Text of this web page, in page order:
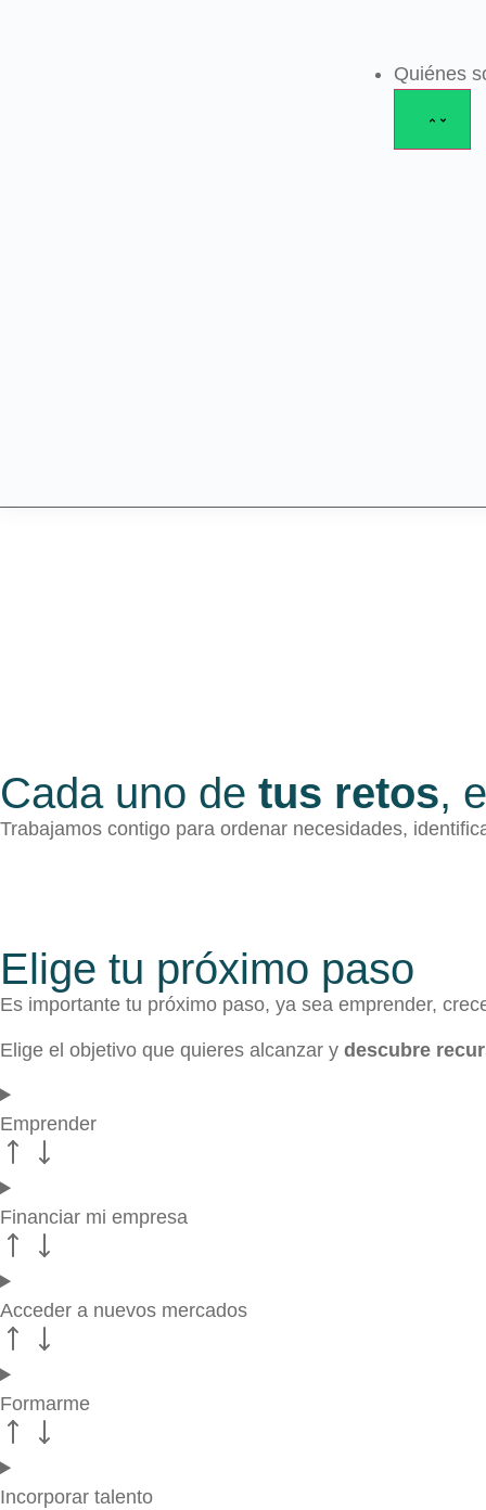
Quiénes
Cada uno de tus retos,
Trabajamos contigo para ordenar necesidades,
Elige tu próximo paso
Es importante tu próximo paso, ya sea emprender,
Elige el objetivo que quieres alcanzar y descubre
Emprender
Financiar mi empresa
Acceder a nuevos mercados
Formarme
Incorporar talento